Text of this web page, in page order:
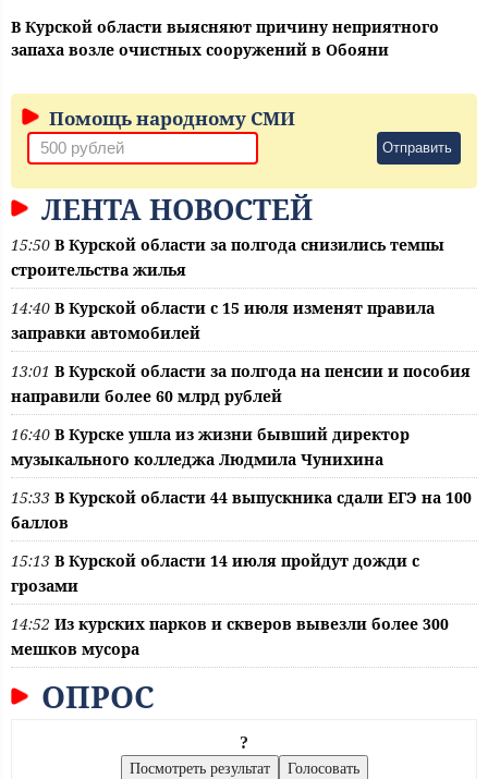
В Курской области выясняют причину неприятного
запаха возле очистных сооружений в Обояни
Помощь народному СМИ
Отправить
ЛЕНТА НОВОСТЕЙ
15:50 В Курской области за полгода снизились темпы
строительства жилья
14:40 В Курской области с 15 июля изменят правила
заправки автомобилей
13:01 В Курской области за полгода на пенсии и пособия
направили более 60 млрд рублей
16:40 В Курске ушла из жизни бывший директор
музыкального колледжа Людмила Чунихина
15:33 В Курской области 44 выпускника сдали ЕГЭ на 100
баллов
15:13 В Курской области 14 июля пройдут дожди с
грозами
14:52 Из курских парков и скверов вывезли более 300
мешков мусора
ОПРОС
?